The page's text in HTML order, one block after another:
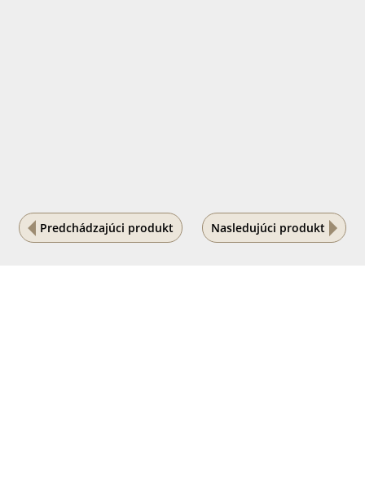
Predchádzajúci produkt Nasledujúci produkt